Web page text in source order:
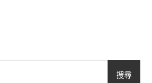
搜尋